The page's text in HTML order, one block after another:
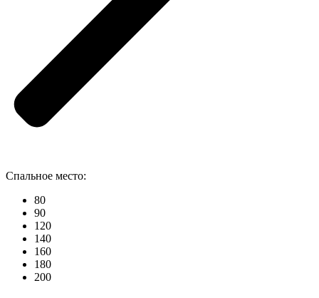
Спальное место:
80
90
120
140
160
180
200